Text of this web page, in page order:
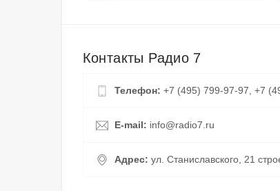
Контакты Радио 7
Телефон: +7 (495) 799-97-97, +7
E-mail: info@radio7.ru
Адрес: ул. Станиславского, 21